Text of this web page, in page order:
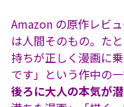
Amazon の原作レビ
は人間そのもの。た
持ちが正しく漫画に
です」という作中の
後ろに大人の本気が